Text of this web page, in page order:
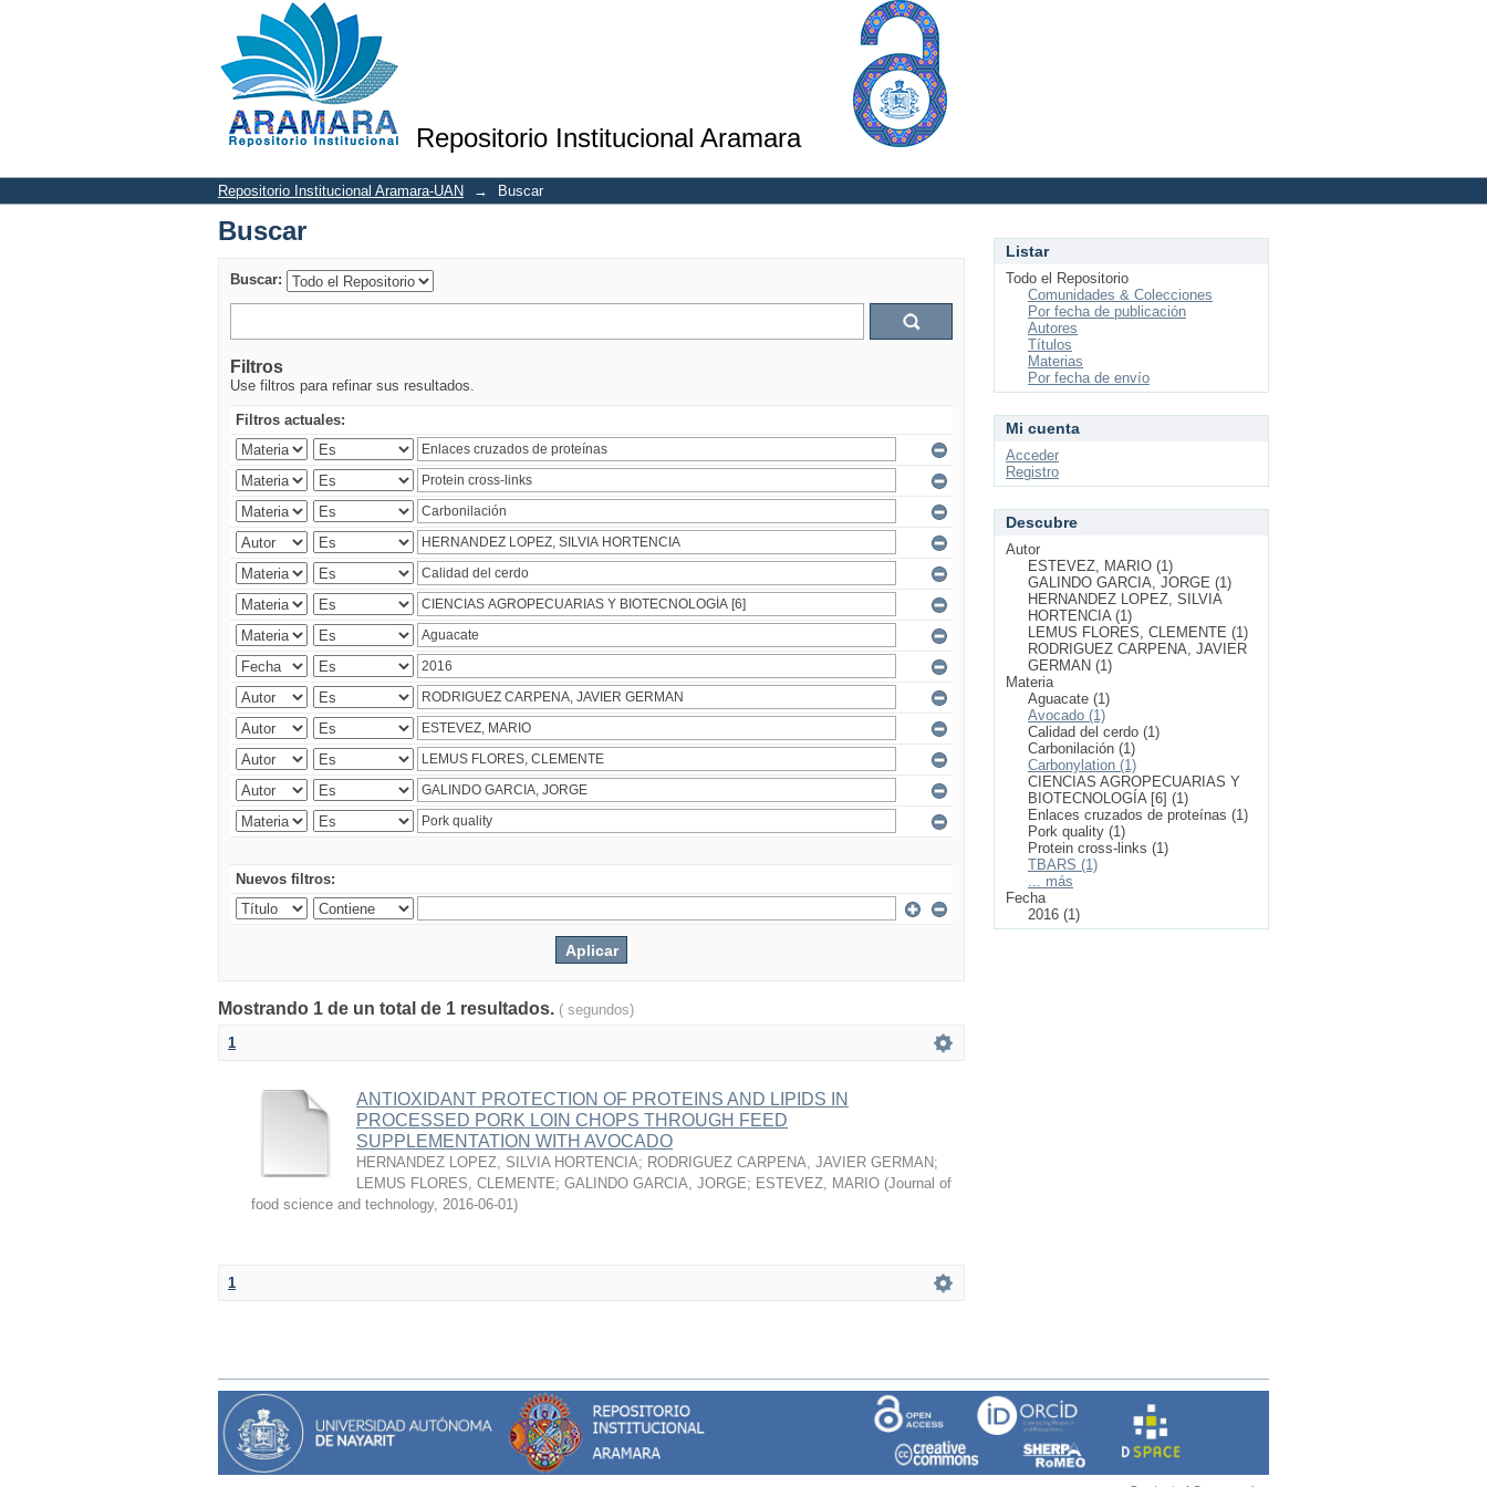
Repositorio Institucional Aramara
Buscar
Repositorio Institucional Aramara-UAN → Buscar
Buscar
Buscar:
Filtros
Use filtros para refinar sus resultados.
Filtros actuales:
Nuevos filtros:
Mostrando 1 de un total de 1 resultados. ( segundos)
1
ANTIOXIDANT PROTECTION OF PROTEINS AND LIPIDS IN
PROCESSED PORK LOIN CHOPS THROUGH FEED
SUPPLEMENTATION WITH AVOCADO
HERNANDEZ LOPEZ, SILVIA HORTENCIA; RODRIGUEZ CARPENA, JAVIER GERMAN;
LEMUS FLORES, CLEMENTE; GALINDO GARCIA, JORGE; ESTEVEZ, MARIO (Journal of
food science and technology, 2016-06-01)
1
Listar
Todo el Repositorio
Comunidades & Colecciones
Por fecha de publicación
Autores
Títulos
Materias
Por fecha de envío
Mi cuenta
Acceder
Registro
Descubre
Autor
ESTEVEZ, MARIO (1)
GALINDO GARCIA, JORGE (1)
HERNANDEZ LOPEZ, SILVIA
HORTENCIA (1)
LEMUS FLORES, CLEMENTE (1)
RODRIGUEZ CARPENA, JAVIER
GERMAN (1)
Materia
Aguacate (1)
Avocado (1)
Calidad del cerdo (1)
Carbonilación (1)
Carbonylation (1)
CIENCIAS AGROPECUARIAS Y
BIOTECNOLOGÍA [6] (1)
Enlaces cruzados de proteínas (1)
Pork quality (1)
Protein cross-links (1)
TBARS (1)
... más
Fecha
2016 (1)